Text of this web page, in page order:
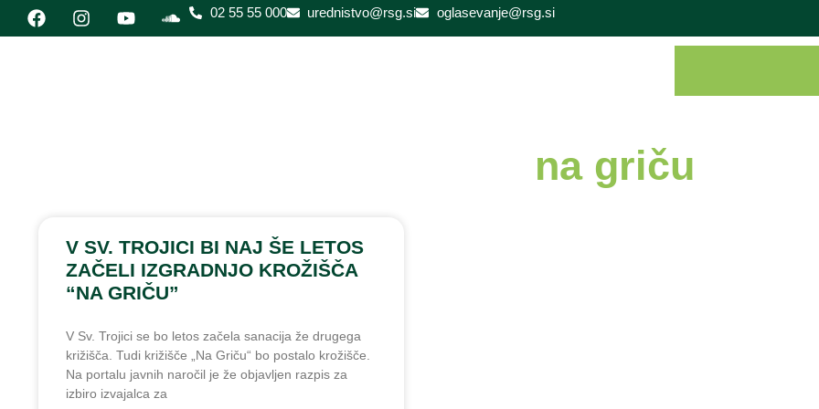
02 55 55 000 urednistvo@rsg.si oglasevanje@rsg.si
na griču
V SV. TROJICI BI NAJ ŠE LETOS
ZAČELI IZGRADNJO KROŽIŠČA
“NA GRIČU”
V Sv. Trojici se bo letos začela sanacija že drugega
križišča. Tudi križišče „Na Griču“ bo postalo krožišče.
Na portalu javnih naročil je že objavljen razpis za
izbiro izvajalca za